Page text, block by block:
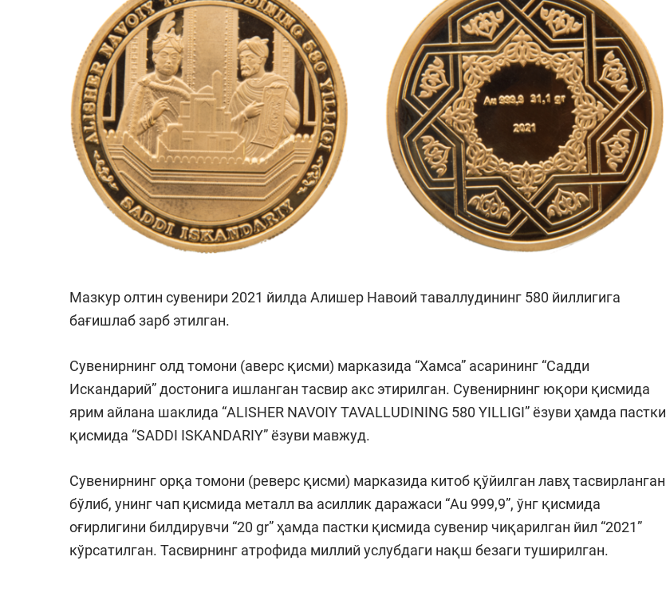
Мазкур олтин сувенири 2021 йилда Алишер Навоий таваллудининг 580 йиллигига
бағишлаб зарб этилган.
Сувенирнинг олд томони (аверс қисми) марказида “Хамса” асарининг “Садди
Искандарий” достонига ишланган тасвир акс этирилган. Сувенирнинг юқори қисмида
ярим айлана шаклида “ALISHER NAVOIY TAVALLUDINING 580 YILLIGI” ёзуви ҳамда пастки
қисмида “SADDI ISKANDARIY” ёзуви мавжуд.
Сувенирнинг орқа томони (реверс қисми) марказида китоб қўйилган лавҳ тасвирланган
бўлиб, унинг чап қисмида металл ва асиллик даражаси “Au 999,9”, ўнг қисмида
оғирлигини билдирувчи “20 gr” ҳамда пастки қисмида сувенир чиқарилган йил “2021”
кўрсатилган. Тасвирнинг атрофида миллий услубдаги нақш безаги туширилган.